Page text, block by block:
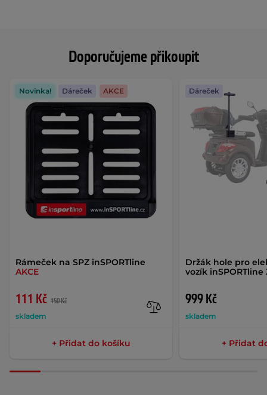
Doporučujeme přikoupit
Rámeček na SPZ inSPORTline
AKCE
111 Kč 150 Kč
skladem
Novinka! Dáreček AKCE
+ Přidat do košíku
Držák hole pro
vozík inSPORTline
999 Kč
skladem
Dáreček
+ Přidat